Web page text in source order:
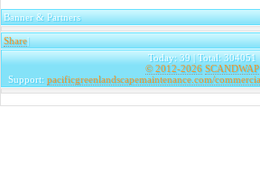
Banner & Partners
Share|
Today: 39 | Total: 304051
© 2012-2026 SCANDWAP
Support: pacificgreenlandscapemaintenance.com/